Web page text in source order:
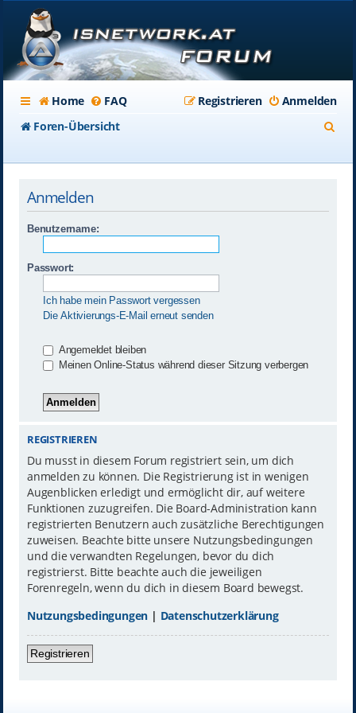
Home FAQ Anmelden
Registrieren
Foren-Übersicht
Anmelden
Benutzername:
Passwort:
Ich habe mein Passwort vergessen
Die Aktivierungs-E-Mail erneut senden
Angemeldet bleiben
Meinen Online-Status während dieser Sitzung verbergen
REGISTRIEREN
Du musst in diesem Forum registriert sein, um dich
anmelden zu können. Die Registrierung ist in wenigen
Augenblicken erledigt und ermöglicht dir, auf weitere
Funktionen zuzugreifen. Die Board-Administration kann
registrierten Benutzern auch zusätzliche Berechtigungen
zuweisen. Beachte bitte unsere Nutzungsbedingungen
und die verwandten Regelungen, bevor du dich
registrierst. Bitte beachte auch die jeweiligen
Forenregeln, wenn du dich in diesem Board bewegst.
Nutzungsbedingungen | Datenschutzerklärung
Registrieren